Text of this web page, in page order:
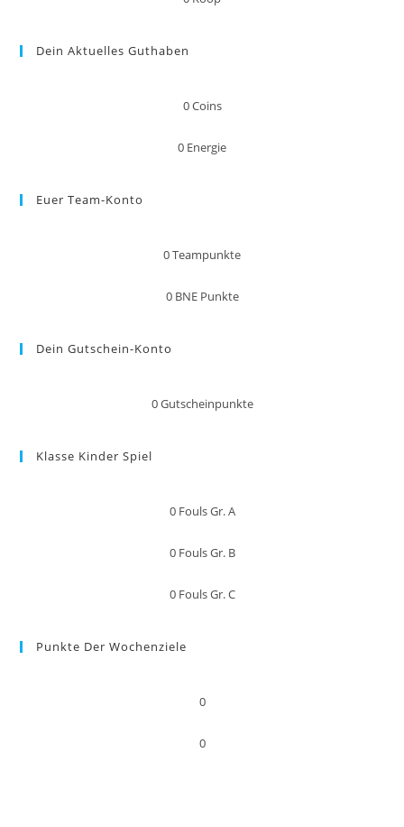
Dein Aktuelles Guthaben
0Coins
0 Energie
Euer Team-Konto
0Teampunkte
0 BNE Punkte
Dein Gutschein-Konto
0Gutscheinpunkte
Klasse Kinder Spiel
0 Fouls Gr. A
0 Fouls Gr. B
0 Fouls Gr. C
Punkte Der Wochenziele
0
0